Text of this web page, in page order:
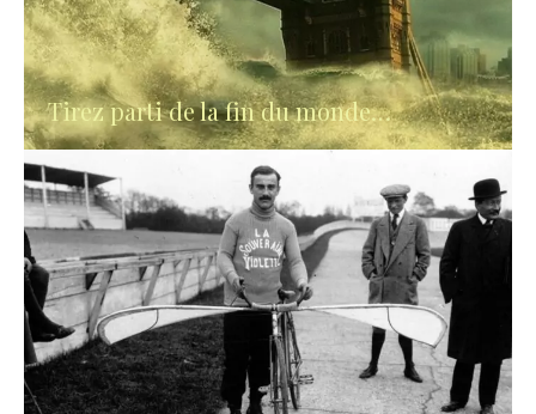
Tirez parti de la fin du monde…